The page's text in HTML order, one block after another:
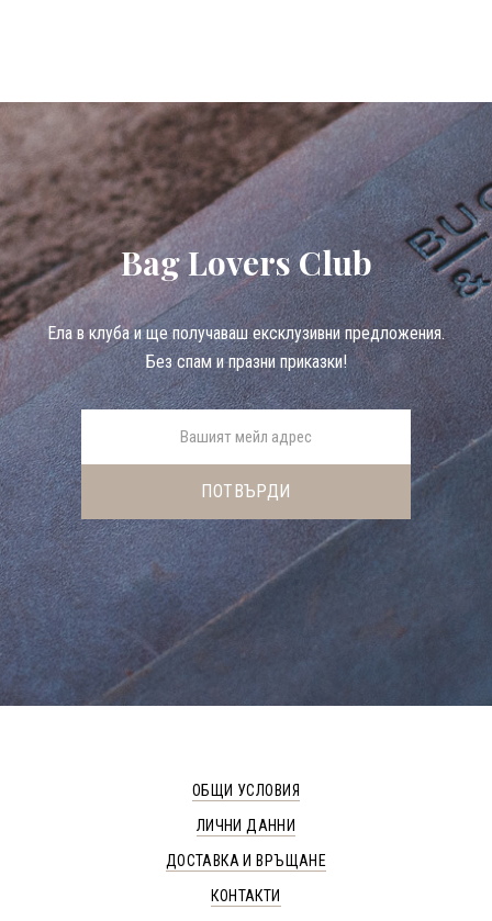
Bag Lovers Club
Eла в клуба и ще получаваш ексклузивни предложения.
Без спам и празни приказки!
ОБЩИ УСЛОВИЯ
ЛИЧНИ ДАННИ
ДОСТАВКА И ВРЪЩАНЕ
КОНТАКТИ